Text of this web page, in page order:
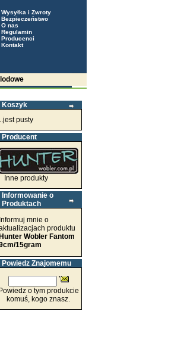
Wysyłka i Zwroty
Bezpieczeństwo
O nas
Regulamin
Producenci
Kontakt
Koszyk
pusty
Producent
Inne produkty
Informowanie o
Produktach
Informuj mnie o
produktu
Hunter Wobler Fantom
15gram
Powiedz Znajomemu
Powiedz o tym produkcie
komuś, kogo znasz.